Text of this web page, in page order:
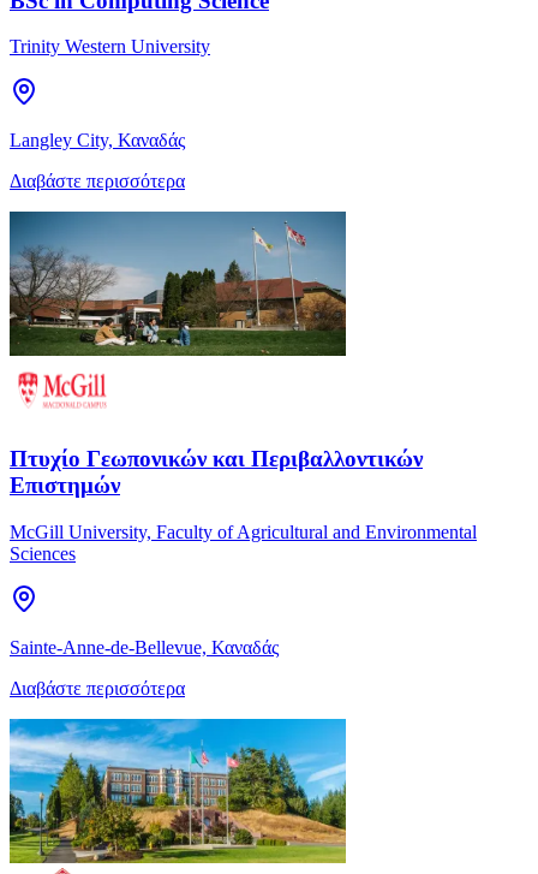
Trinity Western University
Langley City, Καναδάς
Διαβάστε περισσότερα
Πτυχίο Γεωπονικών και Περιβαλλοντικών
Επιστημών
McGill University, Faculty of Agricultural and Environmental
Sciences
Sainte-Anne-de-Bellevue, Καναδάς
Διαβάστε περισσότερα